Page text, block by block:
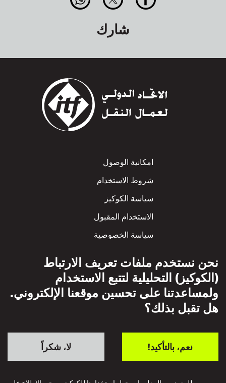
شارك
Footer
امكانية الوصول
شروط الاستخدام
سياسة الكوكيز
الاستخدام المقبول
سياسة الخصوصية
نحن نستخدم ملفات تعريف الارتباط
(الكوكيز) التحليلية لتتبع الاستخدام
ولمساعدتنا على تحسين موقعنا الإلكتروني.
هل تقبل بذلك؟
لا، شكراً نعم، بالتأكيد!